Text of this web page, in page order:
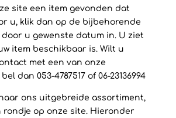
site een item gevonden dat
u, klik dan op de bijbehorende
u gewenste datum in. U ziet
item beschikbaar is. Wilt u
met een van onze
dan 053-4787517 of 06-23136994
ons uitgebreide assortiment,
rondje op onze site. Hieronder